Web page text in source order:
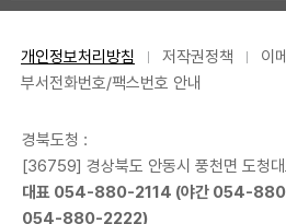
개인정보처리방침 저작권정책
이
부서전화번호/팩스번호 안내
경북도청 :
[36759] 경상북도 안동시 풍천면 도청
대표 054-880-2114 (야간 054-
054-880-2222)